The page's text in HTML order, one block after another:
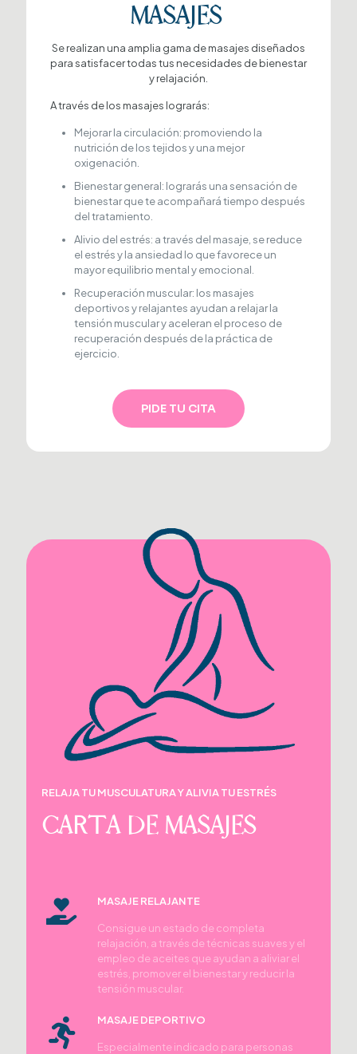
MASAJES
Se realizan una amplia gama de masajes diseñados
para satisfacer todas tus necesidades de bienestar
y relajación.
A través de los masajes lograrás:
Mejorar la circulación: promoviendo la
nutrición de los tejidos y una mejor
oxigenación.
Bienestar general: lograrás una sensación de
bienestar que te acompañará tiempo después
del tratamiento.
Alivio del estrés: a través del masaje, se reduce
el estrés y la ansiedad lo que favorece un
mayor equilibrio mental y emocional.
Recuperación muscular: los masajes
deportivos y relajantes ayudan a relajar la
tensión muscular y aceleran el proceso de
recuperación después de la práctica de
ejercicio.
PIDE TU CITA
RELAJA TU MUSCULATURA Y ALIVIA TU ESTRÉS
CARTA DE MASAJES
MASAJE RELAJANTE
Consigue un estado de completa
relajación, a través de técnicas suaves y el
empleo de aceites que ayudan a aliviar el
estrés, promover el bienestar y reducir la
tensión muscular.
MASAJE DEPORTIVO
Especialmente indicado para personas